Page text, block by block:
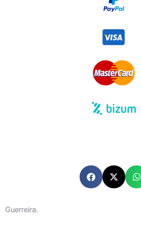
Guerreira.